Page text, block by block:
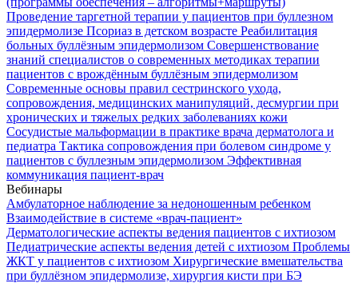
Проведение таргетной терапии у пациентов при буллезном
эпидермолизе Псориаз в детском возрасте Реабилитация
больных буллёзным эпидермолизом Совершенствование
знаний специалистов о современных методиках терапии
пациентов с врождённым буллёзным эпидермолизом
Современные основы правил сестринского ухода,
сопровождения, медицинских манипуляций, десмургии при
хронических и тяжелых редких заболеваниях кожи
Сосудистые мальформации в практике врача дерматолога и
педиатра Тактика сопровождения при болевом синдроме у
пациентов с буллезным эпидермолизом Эффективная
коммуникация пациент-врач
Вебинары
Амбулаторное наблюдение за недоношенным ребенком
Взаимодействие в системе «врач-пациент»
Дерматологические аспекты ведения пациентов с ихтиозом
Педиатрические аспекты ведения детей с ихтиозом Проблемы
ЖКТ у пациентов с ихтиозом Хирургические вмешательства
при буллёзном эпидермолизе, хирургия кисти при БЭ